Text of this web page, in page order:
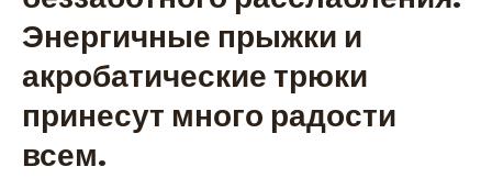
Энергичные прыжки и
акробатические трюки
принесут много радости
всем.